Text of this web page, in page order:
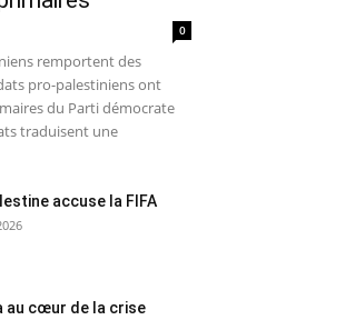
0
remportent des
pro-palestiniens ont
du Parti démocrate
traduisent une
accuse la FIFA
au cœur de la crise